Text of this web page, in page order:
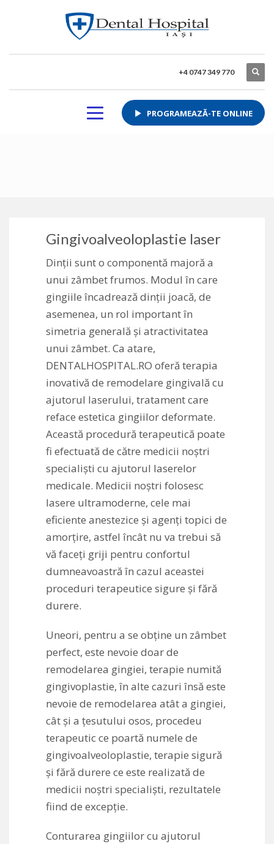
+4 0747 349 770
PROGRAMEAZĂ-TE ONLINE
Gingivoalveoloplastie laser
Dinții sunt o componentă majoră a
unui zâmbet frumos. Modul în care
gingiile încadrează dinții joacă, de
asemenea, un rol important în
simetria generală și atractivitatea
unui zâmbet. Ca atare,
DENTALHOSPITAL.RO oferă terapia
inovativă de remodelare gingivală cu
ajutorul laserului, tratament care
reface estetica gingiilor deformate.
Această procedură terapeutică poate
fi efectuată de către medicii noștri
specialiști cu ajutorul laserelor
medicale. Medicii noștri folosesc
lasere ultramoderne, cele mai
eficiente anestezice și agenți topici de
amorțire, astfel încât nu va trebui să
vă faceți griji pentru confortul
dumneavoastră în cazul aceastei
proceduri terapeutice sigure și fără
durere.
Uneori, pentru a se obține un zâmbet
perfect, este nevoie doar de
remodelarea gingiei, terapie numită
gingivoplastie, în alte cazuri însă este
nevoie de remodelarea atât a gingiei,
cât și a țesutului osos, procedeu
terapeutic ce poartă numele de
gingivoalveoloplastie, terapie sigură
și fără durere ce este realizată de
medicii noștri specialiști, rezultatele
fiind de excepție.
Conturarea gingiilor cu ajutorul